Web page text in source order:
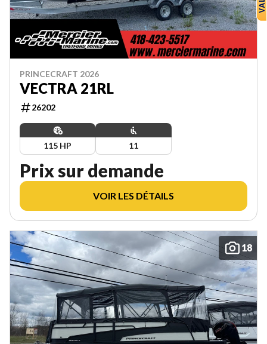
PRINCECRAFT 2026
VECTRA 21RL
26202
115 HP 11
Prix sur demande
VOIR LES DÉTAILS
18